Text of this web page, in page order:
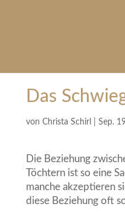
Das
vonChrista Schirl |Sep.
Die Beziehung
Töchtern ist so eine
manche akzeptieren
diese Beziehung oft